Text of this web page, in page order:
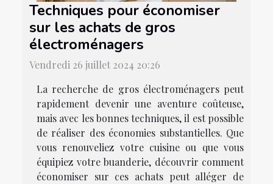
Techniques pour économiser
sur les achats de gros
électroménagers
Vendredi 26 juillet 2024 20:26
La recherche de gros électroménagers peut
rapidement devenir une aventure coûteuse,
mais avec les bonnes techniques, il est possible
de réaliser des économies substantielles. Que
vous renouveliez votre cuisine ou que vous
équipiez votre buanderie, découvrir comment
économiser sur ces achats peut alléger de